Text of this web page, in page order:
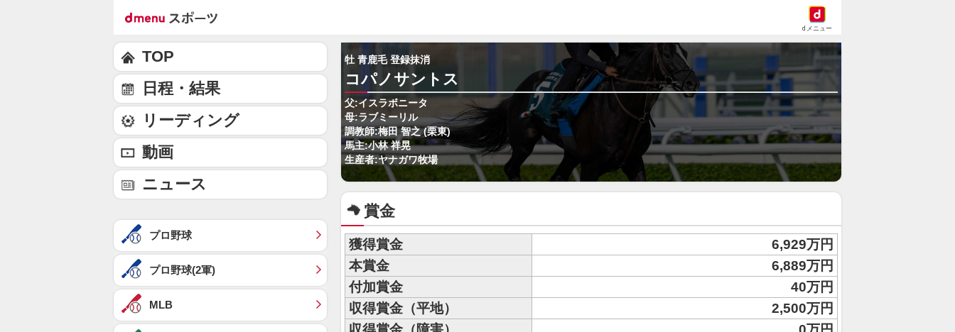
dメニュー
牡 青鹿毛 登録抹消
コパノサントス
父:イスラボニータ
母:ラブミーリル
調教師:梅田 智之 (栗東)
馬主:小林 祥晃
生産者:ヤナガワ牧場
賞金
獲得賞金
6,929万円
本賞金
6,889万円
付加賞金
40万円
収得賞金（平地）
2,500万円
TOP
日程・結果
リーディング
動画
ニュース
プロ野球
プロ野球(2軍)
MLB